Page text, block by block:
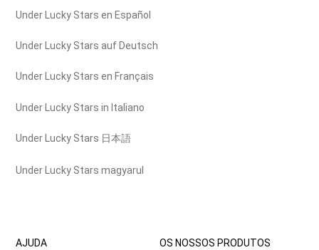
Under Lucky Stars en Español
Under Lucky Stars auf Deutsch
Under Lucky Stars en Français
Under Lucky Stars in Italiano
Under Lucky Stars 日本語
Under Lucky Stars magyarul
AJUDA OS NOSSOS PRODUTOS